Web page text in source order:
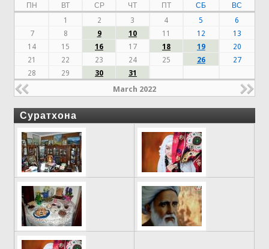
ПН ВТ СР ЧТ ПТ СБ
ВС
1
2 3 4 5
6
7
8 9 10 11 12
13
14
15 16 17 18 19
20
21
22 23 24 25 26
27
28
29 30 31
March 2022
Суратхона